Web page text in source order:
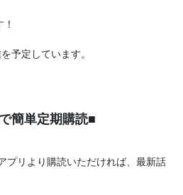
予定しています。
簡単定期購読■
プリより購読いただければ、最新話